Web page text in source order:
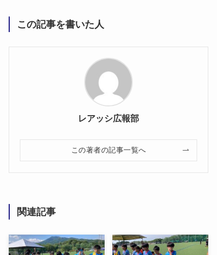
この記事を書いた人
レアッシ広報部
この著者の記事一覧へ
関連記事